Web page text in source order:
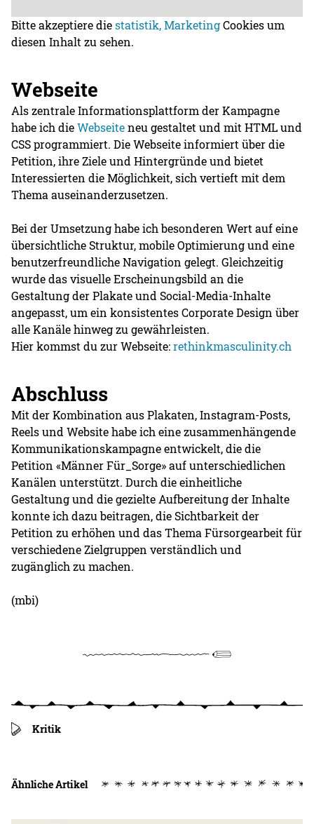
Bitte akzeptiere diestatistik, MarketingCookies um
diesen Inhalt zu sehen.
Webseite
Als zentrale Informationsplattform der Kampagne
habe ich dieWebseiteneu gestaltet und mit HTML und
CSS programmiert. Die Webseite informiert über die
Petition, ihre Ziele und Hintergründe und bietet
Interessierten die Möglichkeit, sich vertieft mit dem
Thema auseinanderzusetzen.
Bei der Umsetzung habe ich besonderen Wert auf eine
übersichtliche Struktur, mobile Optimierung und eine
benutzerfreundliche Navigation gelegt. Gleichzeitig
wurde das visuelle Erscheinungsbild an die
Gestaltung der Plakate und Social-Media-Inhalte
angepasst, um ein konsistentes Corporate Design über
alle Kanäle hinweg zu gewährleisten.
Hier kommst du zur Webseite:rethinkmasculinity.ch
Abschluss
Mit der Kombination aus Plakaten, Instagram-Posts,
Reels und Website habe ich eine zusammenhängende
Kommunikationskampagne entwickelt, die die
Petition «Männer Für_Sorge» auf unterschiedlichen
Kanälen unterstützt. Durch die einheitliche
Gestaltung und die gezielte Aufbereitung der Inhalte
konnte ich dazu beitragen, die Sichtbarkeit der
Petition zu erhöhen und das Thema Fürsorgearbeit für
verschiedene Zielgruppen verständlich und
zugänglich zu machen.
(mbi)
Kritik
Ähnliche Artikel